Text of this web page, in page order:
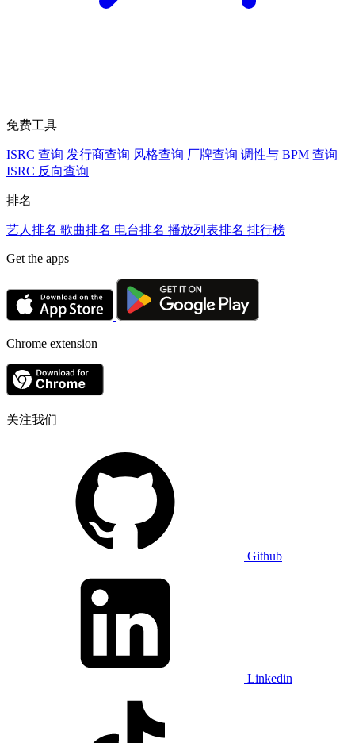
免费工具
ISRC 查询 发行商查询 风格查询 厂牌查询 调性与 BPM 查询
ISRC 反向查询
排名
艺人排名 歌曲排名 电台排名 播放列表排名 排行榜
Get the apps
Chrome extension
关注我们
Github
Linkedin